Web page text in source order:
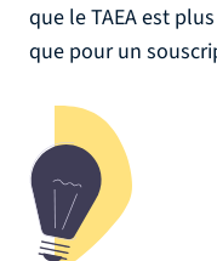
que le TAEA est
que pour un